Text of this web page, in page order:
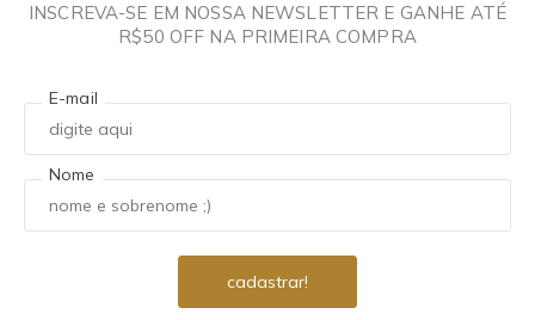
INSCREVA-SE EM NOSSA NEWSLETTER E GANHE ATÉ
R$50 OFF NA PRIMEIRA COMPRA
E-mail
Nome